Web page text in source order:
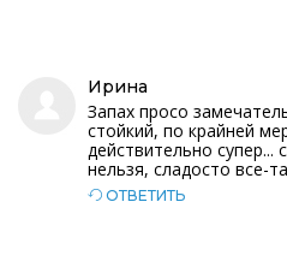
Ирина
Запах просо
стойкий, по крайней
действительно
нельзя, сладосто все-
ОТВЕТИТЬ